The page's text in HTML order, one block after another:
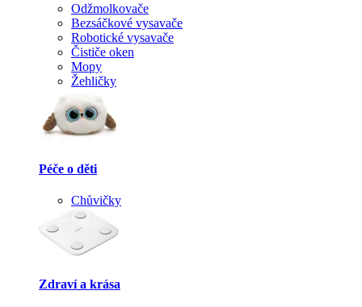
Odžmolkovače
Bezsáčkové vysavače
Robotické vysavače
Čističe oken
Mopy
Žehličky
Péče o děti
Chůvičky
Zdraví a krása